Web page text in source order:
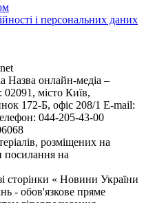
і персональних даних
Назва онлайн-медіа –
місто Київ,
172-Б, офіс 208/1 E-mail:
044-205-43-00
розміщених на
посилання на
сторінки « Новини України
- обов'язкове пряме